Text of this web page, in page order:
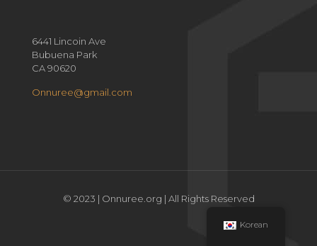
6441 Lincoin Ave
Bubuena Park
CA 90620
Onnuree@gmail.com
© 2023 | Onnuree.org | All Rights Reserved
Korean